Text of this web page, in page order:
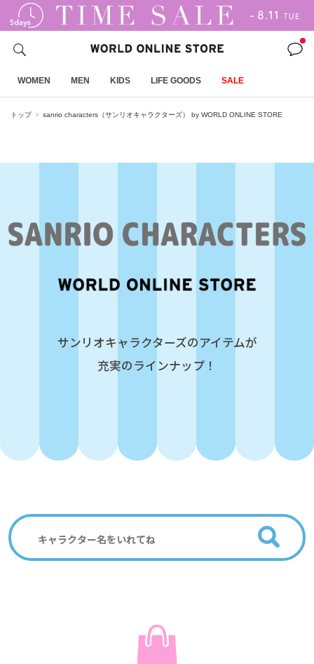
WOMEN MEN KIDS LIFE GOODS SALE
トップ sanrio characters（サンリオキャラクターズ） by WORLD ONLINE STORE
サンリオキャラクターズのアイテムが
充実のラインナップ！